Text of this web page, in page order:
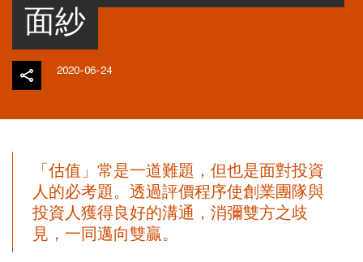
面紗
2020-06-24
「估值」常是一道難題，但也是面對投資
人的必考題。透過評價程序使創業團隊與
投資人獲得良好的溝通，消彌雙方之歧
見，一同邁向雙贏。